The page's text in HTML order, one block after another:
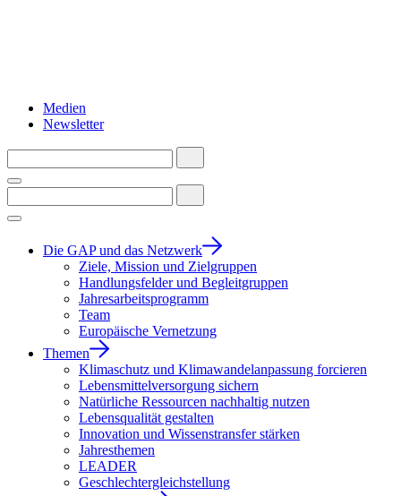
Medien
Newsletter
Die GAP und das Netzwerk
Ziele, Mission und Zielgruppen
Handlungsfelder und Begleitgruppen
Jahresarbeitsprogramm
Team
Europäische Vernetzung
Themen
Klimaschutz und Klimawandelanpassung forcieren
Lebensmittelversorgung sichern
Natürliche Ressourcen nachhaltig nutzen
Lebensqualität gestalten
Innovation und Wissenstransfer stärken
Jahresthemen
LEADER
Geschlechtergleichstellung